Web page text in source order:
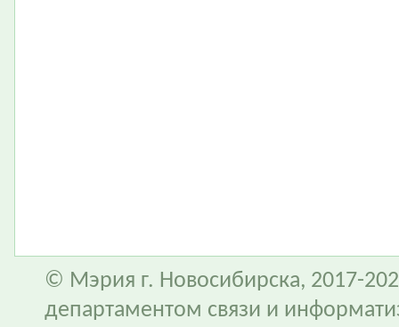
© Мэрия г. Новосибирска, 2017-
департаментом связи и